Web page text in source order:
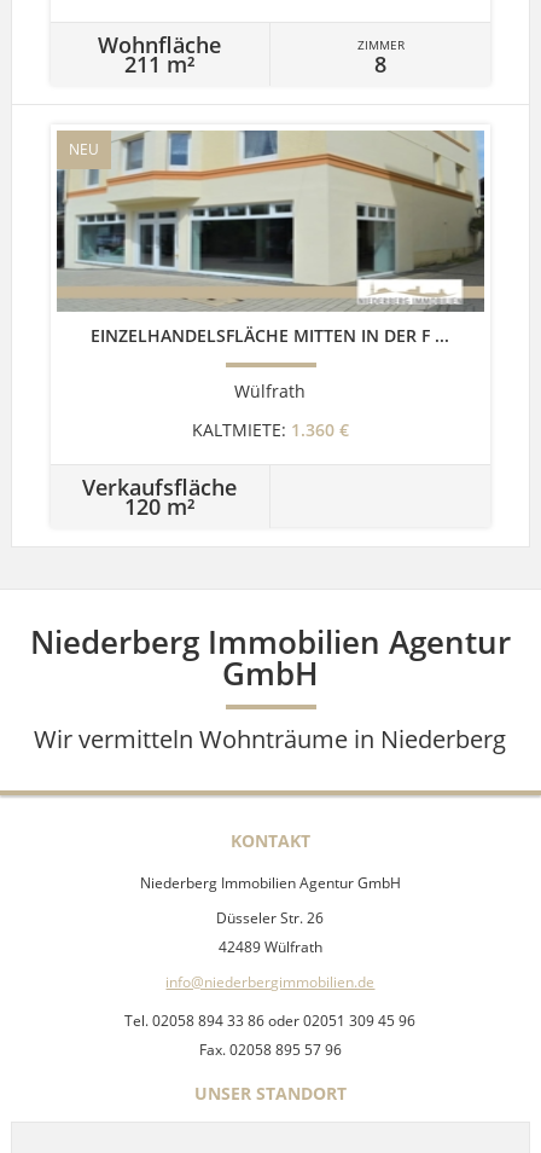
Wohnfläche
211 m²
ZIMMER
8
NEU
EINZELHANDELSFLÄCHE MITTEN IN DER F ...
Wülfrath
KALTMIETE: 1.360 €
Verkaufsfläche
120 m²
Niederberg Immobilien Agentur
GmbH
Wir vermitteln Wohnträume in Niederberg
KONTAKT
Niederberg Immobilien Agentur GmbH
Düsseler Str. 26
42489 Wülfrath
info@niederbergimmobilien.de
Tel. 02058 894 33 86 oder 02051 309 45 96
Fax. 02058 895 57 96
UNSER STANDORT